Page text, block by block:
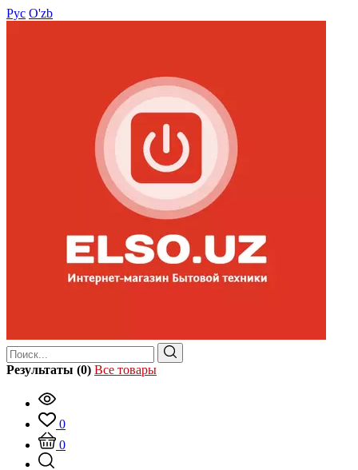
Рус O'zb
Результаты (0) Все товары
0
0